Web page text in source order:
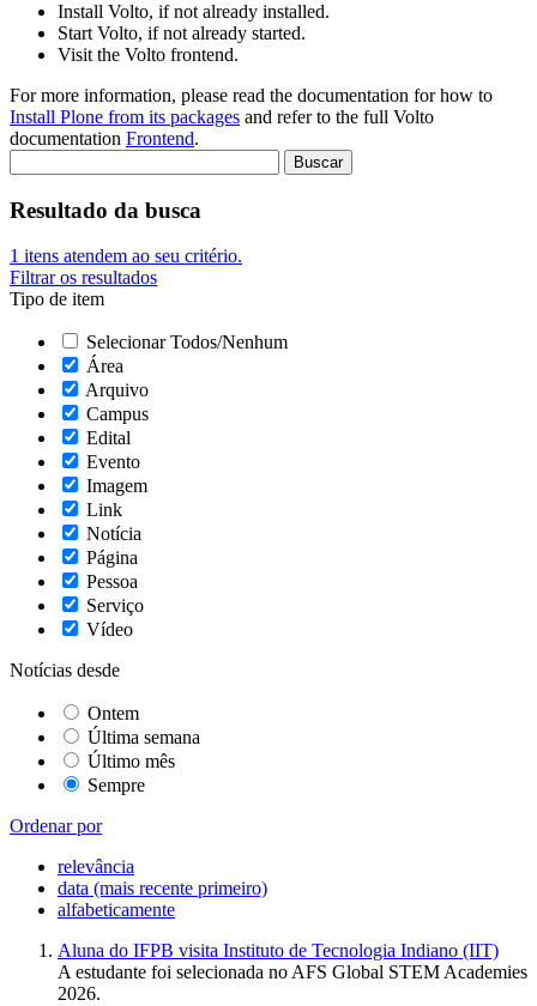
Install Volto, if not already installed.
Start Volto, if not already started.
Visit the Volto frontend.
For more information, please read the documentation for how to
Install Plone from its packages and refer to the full Volto
documentation Frontend.
Resultado da busca
1 itens atendem ao seu critério.
Filtrar os resultados
Tipo de item
Selecionar Todos/Nenhum
Área
Arquivo
Campus
Edital
Evento
Imagem
Link
Notícia
Página
Pessoa
Serviço
Vídeo
Notícias desde
Ontem
Última semana
Último mês
Sempre
Ordenar por
relevância
data (mais recente primeiro)
alfabeticamente
Aluna do IFPB visita Instituto de Tecnologia Indiano (IIT)
A estudante foi selecionada no AFS Global STEM Academies
2026.